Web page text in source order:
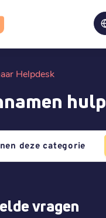
Helpdesk
hulp
vragen